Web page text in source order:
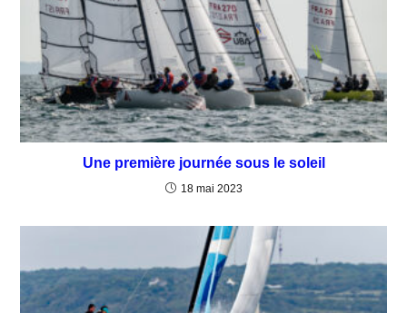
Une première journée sous le soleil
18 mai 2023